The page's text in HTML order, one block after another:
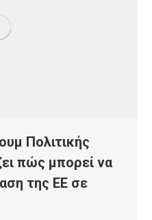
Πολιτικής
πώς μπορεί να
της ΕΕ σε